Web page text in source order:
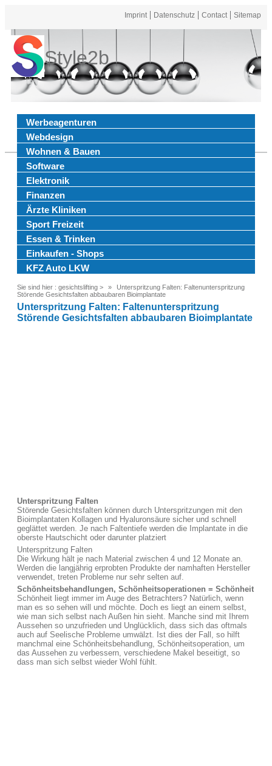
Imprint Datenschutz Contact Sitemap
Style2b
Werbeagenturen
Webdesign
Wohnen & Bauen
Software
Elektronik
Finanzen
Ärzte Kliniken
Sport Freizeit
Essen & Trinken
Einkaufen - Shops
KFZ Auto LKW
Sie sind hier : gesichtslifting >
Unterspritzung Falten: Faltenunterspritzung
Störende Gesichtsfalten abbaubaren Bioimplantate
Unterspritzung Falten: Faltenunterspritzung
Störende Gesichtsfalten abbaubaren Bioimplantate
Unterspritzung Falten
Störende Gesichtsfalten können durch Unterspritzungen mit den
Bioimplantaten Kollagen und Hyaluronsäure sicher und schnell
geglättet werden. Je nach Faltentiefe werden die Implantate in die
oberste Hautschicht oder darunter platziert
Unterspritzung Falten
Die Wirkung hält je nach Material zwischen 4 und 12 Monate an.
Werden die langjährig erprobten Produkte der namhaften Hersteller
verwendet, treten Probleme nur sehr selten auf.
Schönheitsbehandlungen, Schönheitsoperationen = Schönheit
Schönheit liegt immer im Auge des Betrachters? Natürlich, wenn
man es so sehen will und möchte. Doch es liegt an einem selbst,
wie man sich selbst nach Außen hin sieht. Manche sind mit Ihrem
Aussehen so unzufrieden und Unglücklich, dass sich das oftmals
auch auf Seelische Probleme umwälzt. Ist dies der Fall, so hilft
manchmal eine Schönheitsbehandlung, Schönheitsoperation, um
das Aussehen zu verbessern, verschiedene Makel beseitigt, so
dass man sich selbst wieder Wohl fühlt.